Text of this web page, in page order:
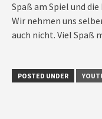
Spaß am Spiel und
Wir nehmen uns
auch nicht. Viel Spaß
POSTED UNDER